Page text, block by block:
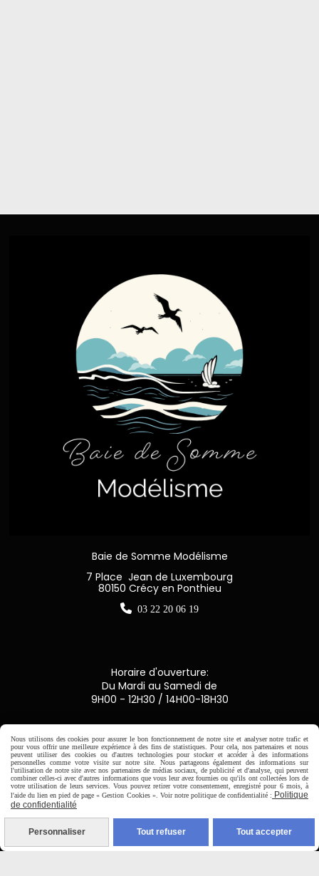
Baie de Somme Modélisme
7 Place Jean de Luxembourg
80150 Crécy en Ponthieu
 03 22 20 06 19
Horaire d'ouverture:
Du Mardi au Samedi de
9H00 - 12H30 / 14H00-18H30
Paiement sécurisé
CB Crédit Agricole
Virement bancaire
Nous utilisons des cookies pour assurer le bon fonctionnement de notre site et analyser notre trafic et
pour vous offrir une meilleure expérience à des fins de statistiques. Pour cela, nos partenaires et nous
peuvent utiliser des cookies ou d'autres technologies pour stocker et accéder à des informations
personnelles comme votre visite sur notre site. Nous partageons également des informations sur
l'utilisation de notre site avec nos partenaires de médias sociaux, de publicité et d'analyse, qui peuvent
combiner celles-ci avec d'autres informations que vous leur avez fournies ou qu'ils ont collectées lors de
votre utilisation de leurs services. Vous pouvez retirer votre consentement, enregistré pour 6 mois, à
l'aide du lien en pied de page « Gestion Cookies ». Voir notre politique de confidentialité : Politique
de confidentialité
Personnaliser Tout refuser Tout accepter